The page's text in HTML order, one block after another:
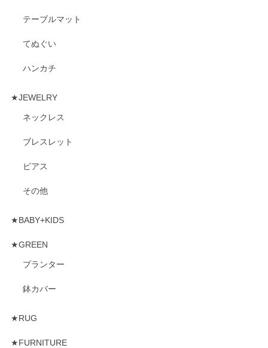
テーブルマット
てぬぐい
ハンカチ
★JEWELRY
ネックレス
ブレスレット
ピアス
その他
★BABY+KIDS
★GREEN
プランター
鉢カバー
★RUG
★FURNITURE